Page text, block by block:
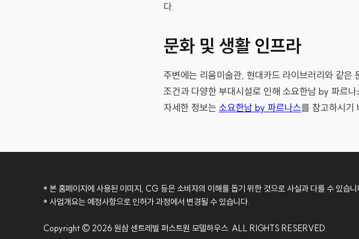
다.
문화 및 생활 인프라
주변에는 리움미술관, 현대카드 라이브러리와 같은
조건과 다양한 부대시설로 인해 소요한남 by 파르
자세한 정보는 소요한남 by 파르나스를 참고하시기
* 본 홈페이지에 사용된 이미지, CG 등은 소비자의 이해를 돕기 위한 것으로 사실과 다를 수 있습니
* 사업개요는 예정사항으로 인허가 과정에서 변경될 수 있습니다.
Copyright © 2026 원삼 센트레빌 퍼스트원 모델하우스. ALL RIGHTS RESERVED.